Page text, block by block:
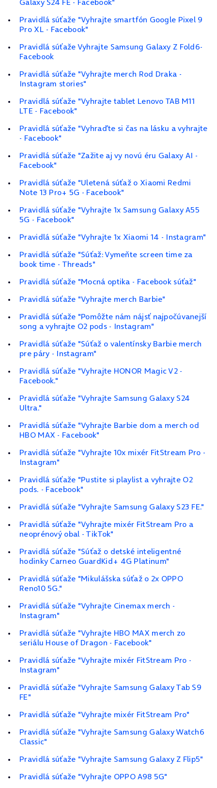
Pravidlá súťaže "Vyhrajte smartfón Google Pixel 9
Pro XL - Facebook"
Pravidlá súťaže Vyhrajte Samsung Galaxy Z Fold6-
Facebook
Pravidlá súťaže "Vyhrajte merch Rod Draka -
Instagram stories"
Pravidlá súťaže "Vyhrajte tablet Lenovo TAB M11
LTE - Facebook"
Pravidlá súťaže "Vyhraďte si čas na lásku a vyhrajte
- Facebook"
Pravidlá súťaže "Zažite aj vy novú éru Galaxy AI -
Facebook"
Pravidlá súťaže "Uletená súťaž o Xiaomi Redmi
Note 13 Pro+ 5G - Facebook"
Pravidlá súťaže "Vyhrajte 1x Samsung Galaxy A55
5G - Facebook"
Pravidlá súťaže "Vyhrajte 1x Xiaomi 14 - Instagram"
Pravidlá súťaže "Súťaž: Vymeňte screen time za
book time - Threads"
Pravidlá súťaže "Mocná optika - Facebook súťaž"
Pravidlá súťaže "Vyhrajte merch Barbie"
Pravidlá súťaže "Pomôžte nám nájsť najpočúvanejší
song a vyhrajte O2 pods - Instagram"
Pravidlá súťaže "Súťaž o valentínsky Barbie merch
pre páry - Instagram"
Pravidlá súťaže "Vyhrajte HONOR Magic V2 -
Facebook."
Pravidlá súťaže "Vyhrajte Samsung Galaxy S24
Ultra."
Pravidlá súťaže "Vyhrajte Barbie dom a merch od
HBO MAX - Facebook"
Pravidlá súťaže "Vyhrajte 10x mixér FitStream Pro -
Instagram"
Pravidlá súťaže "Pustite si playlist a vyhrajte O2
pods. - Facebook"
Pravidlá súťaže "Vyhrajte Samsung Galaxy S23 FE."
Pravidlá súťaže "Vyhrajte mixér FitStream Pro a
neoprénový obal - TikTok"
Pravidlá súťaže "Súťaž o detské inteligentné
hodinky Carneo GuardKid+ 4G Platinum"
Pravidlá súťaže "Mikulášska súťaž o 2x OPPO
Reno10 5G."
Pravidlá súťaže "Vyhrajte Cinemax merch -
Instagram"
Pravidlá súťaže "Vyhrajte HBO MAX merch zo
seriálu House of Dragon - Facebook"
Pravidlá súťaže "Vyhrajte mixér FitStream Pro -
Instagram"
Pravidlá súťaže "Vyhrajte Samsung Galaxy Tab S9
FE"
Pravidlá súťaže "Vyhrajte mixér FitStream Pro"
Pravidlá súťaže "Vyhrajte Samsung Galaxy Watch6
Classic"
Pravidlá súťaže "Vyhrajte Samsung Galaxy Z Flip5"
Pravidlá súťaže "Vyhrajte OPPO A98 5G"